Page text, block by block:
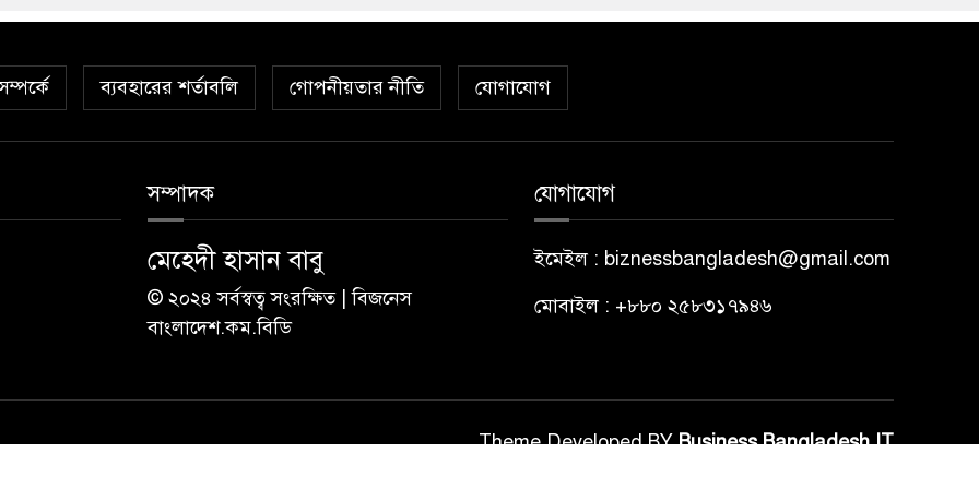
ব্যবহারের শর্তাবলি গোপনীয়তার নীতি যোগাযোগ
সম্পাদক
মেহেদী হাসান বাবু
© ২০২৪ সর্বস্বত্ব সংরক্ষিত | বিজনেস
বাংলাদেশ.কম.বিডি
যোগাযোগ
ইমেইল : biznessbangladesh@gmail.com
মোবাইল : +৮৮০ ২৫৮৩১৭৯৪৬
Theme Developed BYBusiness Bangladesh IT